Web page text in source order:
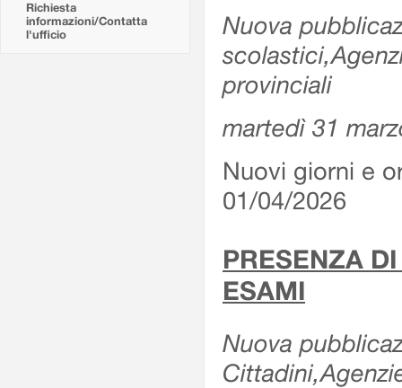
Richiesta
informazioni/Contatta
l'ufficio
Nuova
provinciali
martedì 31
Nuovi giorni e
01/04/2026
PRESENZA
ESAMI
Nuova